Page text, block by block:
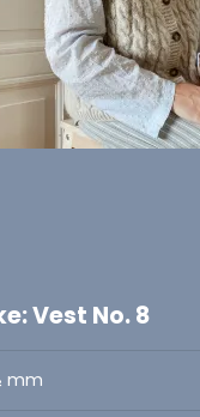
Vest No. 8
mm